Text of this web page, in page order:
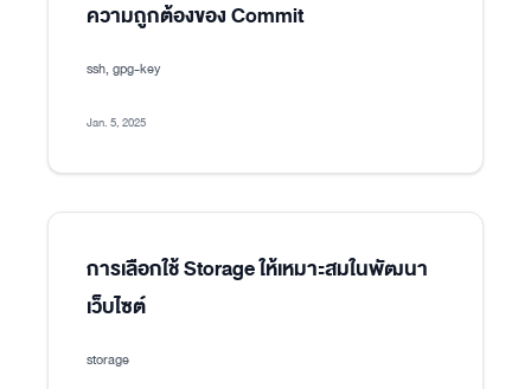
ความถูกต้องของ Commit
ssh, gpg-key
Jan. 5, 2025
การเลือกใช้ Storage ให้เหมาะสมในพัฒนา
เว็บไซต์
storage